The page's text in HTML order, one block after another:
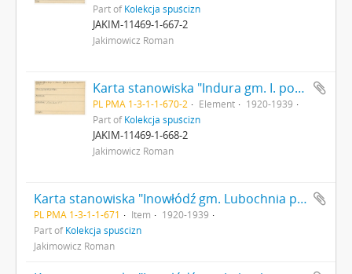
Part ofKolekcja spuścizn
JAKIM-11469-1-667-2
Jakimowicz Roman
Karta stanowiska "Indura gm. I. pow. grodzieński woj. białostockie" (druk rękopis) - strona 2
PL PMA 1-3-1-1-670-2 Element
1920-1939
Part ofKolekcja spuścizn
JAKIM-11469-1-668-2
Jakimowicz Roman
Karta stanowiska "Inowłódź gm. Lubochnia pow. rawski woj. Warszawskie" (druk rękopis)
PL PMA 1-3-1-1-671 Item
1920-1939
Part ofKolekcja spuścizn
Jakimowicz Roman